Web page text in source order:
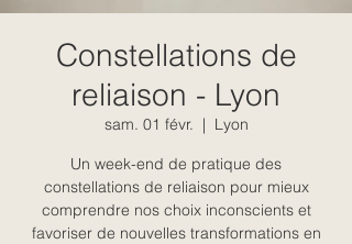
Constellations de
reliaison - Lyon
sam. 01 févr.
  |
Lyon
Un week-end de pratique des
constellations de reliaison pour mieux
comprendre nos choix inconscients et
favoriser de nouvelles transformations en